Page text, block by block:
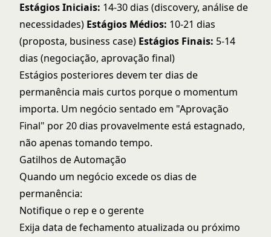
Estágios Iniciais: 14-30 dias (discovery, análise de
necessidades) Estágios Médios: 10-21 dias
(proposta, business case) Estágios Finais: 5-14
dias (negociação, aprovação final)
Estágios posteriores devem ter dias de
permanência mais curtos porque o momentum
importa. Um negócio sentado em "Aprovação
Final" por 20 dias provavelmente está estagnado,
não apenas tomando tempo.
Gatilhos de Automação
Quando um negócio excede os dias de
permanência:
Notifique o rep e o gerente
Exija data de fechamento atualizada ou próximo